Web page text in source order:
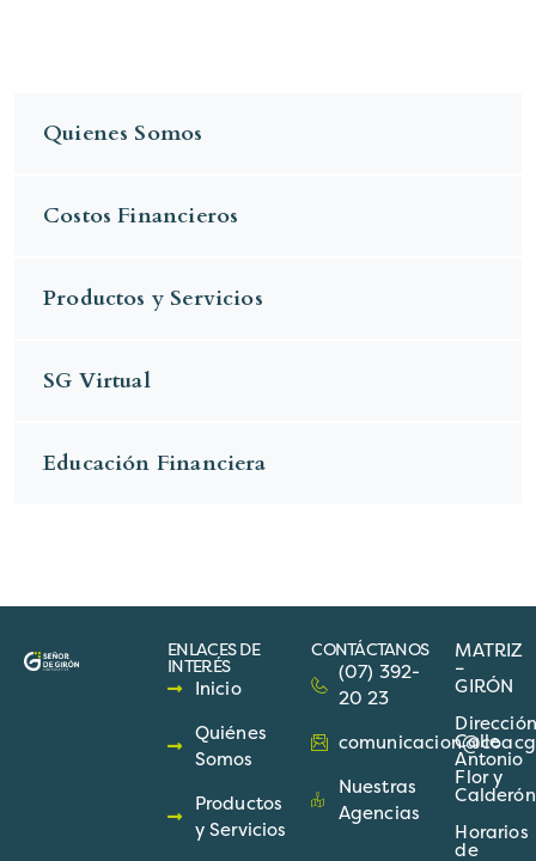
Quienes Somos
Costos Financieros
Productos y Servicios
SG Virtual
Educación Financiera
ENLACES DE
INTERÉS
Inicio
Quiénes
Somos
Productos
y Servicios
CONTÁCTANOS
(07) 392-
20 23
Nuestras
Agencias
MATRIZ
–
GIRÓN
Calle
Antonio
Flor y
Calderón
Horarios
de